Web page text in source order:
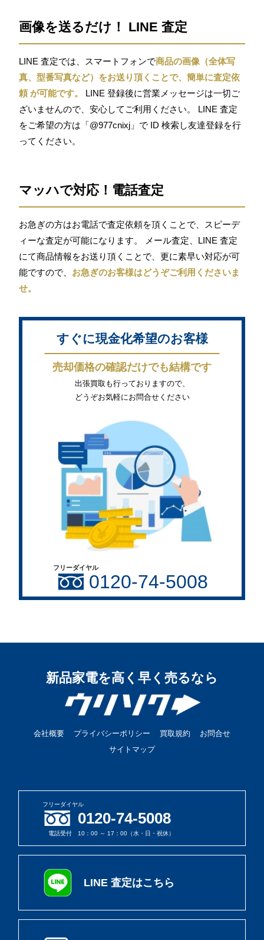
画像を送るだけ！ LINE 査定
LINE 査定では、スマートフォンで商品の画像（全体写
真、型番写真など）をお送り頂くことで、簡単に査定依
頼 が可能です。
LINE 登録後に営業メッセージは一切ご
ざいませんので、安心してご利用ください。 LINE 査定
をご希望の方は「@977cnixj」で ID 検索し友達登録を行
ってください。
マッハで対応！電話査定
お急ぎの方はお電話で査定依頼を頂くことで、スピーデ
ィーな査定が可能になります。 メール査定、LINE 査定
にて商品情報をお送り頂くことで、更に素早い対応が可
能ですので、 お急ぎのお客様はどうぞご利用くださいま
せ。
すぐに現金化希望のお客様
売却価格の確認だけでも結構です
出張買取も行っておりますので、
どうぞお気軽にお問合せください
フリーダイヤル
0120-74-5008
新品家電を高く早く売るなら
会社概要 プライバシーポリシー 買取規約
お問合せ
サイトマップ
フリーダイヤル
0120-74-5008
電話受付 10：00 ～ 17：00（水・日・祝休）
LINE 査定はこちら